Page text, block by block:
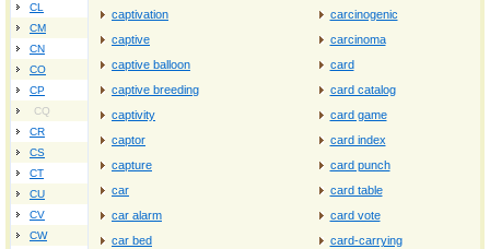
CL
CM
CN
CO
CP
CQ
CR
CS
CT
CU
CV
CW
captivation
captive
captive balloon
captive breeding
captivity
captor
capture
car
car alarm
car bed
carcinogenic
carcinoma
card
card catalog
card game
card index
card punch
card table
card vote
card-carrying